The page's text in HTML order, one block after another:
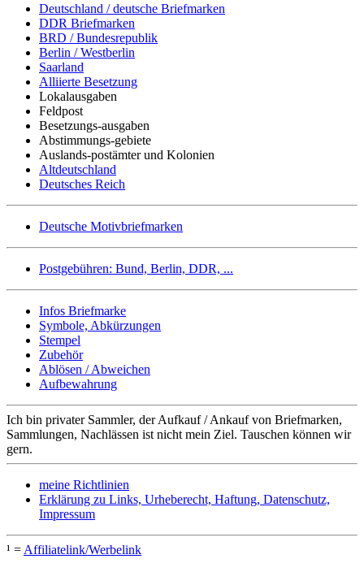
Deutschland / deutsche Briefmarken
DDR Briefmarken
BRD / Bundesrepublik
Berlin / Westberlin
Saarland
Alliierte Besetzung
Lokalausgaben
Feldpost
Besetzungs-ausgaben
Abstimmungs-gebiete
Auslands-postämter und Kolonien
Altdeutschland
Deutsches Reich
Deutsche Motivbriefmarken
Postgebühren: Bund, Berlin, DDR, ...
Infos Briefmarke
Symbole, Abkürzungen
Stempel
Zubehör
Ablösen / Abweichen
Aufbewahrung
Ich bin privater Sammler, der Aufkauf / Ankauf von Briefmarken,
Sammlungen, Nachlässen ist nicht mein Ziel. Tauschen können wir
gern.
meine Richtlinien
Erklärung zu Links, Urheberecht, Haftung, Datenschutz,
Impressum
¹ = Affiliatelink/Werbelink